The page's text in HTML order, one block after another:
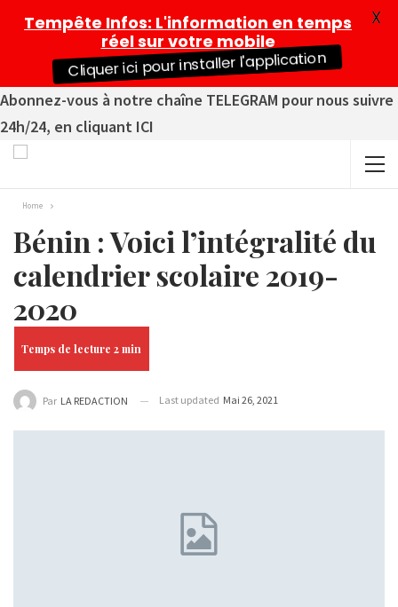
Abonnez-vous à notre chaîne TELEGRAM pour nous suivre
24h/24, en cliquant ICI
Home
Bénin : Voici l’intégralité du
calendrier scolaire 2019-
2020
Par LA REDACTION Last updated Mai 26, 2021
Tempête Infos: L'information en temps
réel sur votre mobile
Cliquer ici pour installer l'application
X